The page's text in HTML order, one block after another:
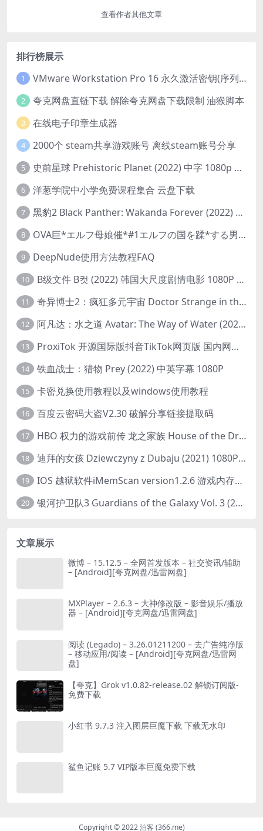
查看作者其他文章
排行榜展示
1 VMware Workstation Pro 16 永久激活密钥(序列号)
2 夸克网盘直链下载 解除夸克网盘下载限制 油猴脚本
3 在线电子印章生成器
4 2000个 steam共享游戏账号 离线steam账号分享
5 史前星球 Prehistoric Planet (2022) 中字 1080p 高清 阿里云盘 2022.5.27已更新全集
6 洋葱学院中小学免费课程集合 云盘下载
7 黑豹2 Black Panther: Wakanda Forever (2022) 高清版
8 OVA巨*エルフ母娘催*#1エルフの国を蹂*する男。汚された女王と姫
9 DeepNude使用方法教程FAQ
10 B级文件 B컷 (2022) 韩国大尺度剧情电影 1080P 中字
11 奇异博士2：疯狂多元宇宙 Doctor Strange in the Multiverse of Madness (2022) 高清版1080p
12 阿凡达：水之道 Avatar: The Way of Water (2022) 1080p 2k 4k 中文字幕
13 ProxiTok 开源国际版抖音TikTok网页版 国内网络直连
14 铁血战士：猎物 Prey (2022) 中英字幕 1080P
15 卡密兑换使用教程以及windows使用教程
16 百度云密码大盗V2.30 破解分享链接提取码
17 HBO 权力的游戏前传 龙之家族 House of the Dragon (2022) 中字 1080P 更新4集
18 迪拜的女孩 Dziewczyny z Dubaju (2021) 1080P 中字
19 IOS 越狱软件iMemScan version1.2.6 游戏内存修改器
20 银河护卫队3 Guardians of the Galaxy Vol. 3 (2023)4K高清资源1080p只分享精品
文章展示
微博 – 15.12.5 – 全网首发版本 – 社交资讯/辅助
– [Android][夸克网盘/迅雷网盘]
MXPlayer – 2.6.3 – 大神修改版 – 影音娱乐/播放
器 – [Android][夸克网盘/迅雷网盘]
阅读 (Legado) – 3.26.01211200 – 去广告纯净版
– 移动应用/阅读 – [Android][夸克网盘/迅雷网
盘]
【夸克】Grok v1.0.82-release.02 解锁订阅版-
免费下载
小红书 9.7.3 注入图层巨魔下载 下载无水印
鲨鱼记账 5.7 VIP版本巨魔免费下载
Copyright © 2022 泊客 (366.me)